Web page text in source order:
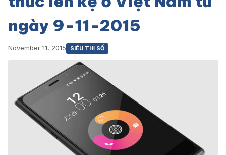
ngày 9-11-2015
November 11, 2015 SIÊU THỊ SỐ